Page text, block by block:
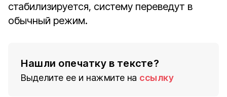
стабилизируется, систему переведут в
обычный режим.
Нашли опечатку в тексте?
Выделите ее и нажмите на ссылку